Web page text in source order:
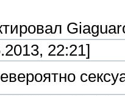
22:21]